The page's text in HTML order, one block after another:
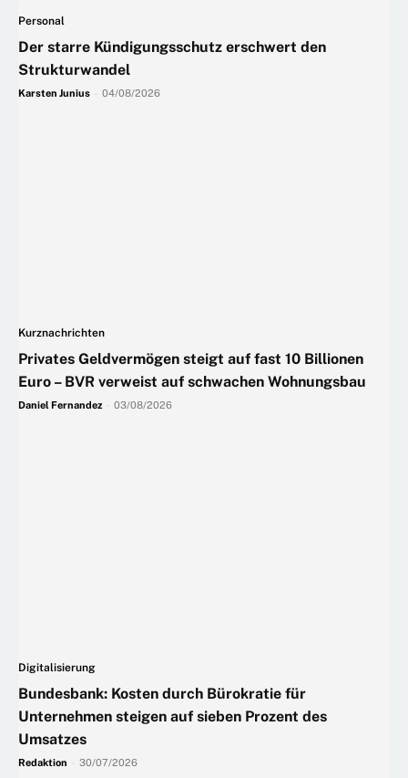
Personal
Der starre Kündigungsschutz erschwert den
Strukturwandel
Karsten Junius 04/08/2026
Kurznachrichten
Privates Geldvermögen steigt auf fast 10 Billionen
Euro – BVR verweist auf schwachen Wohnungsbau
Daniel Fernandez 03/08/2026
Digitalisierung
Bundesbank: Kosten durch Bürokratie für
Unternehmen steigen auf sieben Prozent des
Umsatzes
Redaktion 30/07/2026